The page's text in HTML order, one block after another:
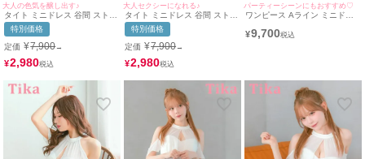
大人の色気を醸し出す♪
タイト ミニドレス 谷間 ストレ
ッチ ペプラム ホルターネック
リボン ワッフル バイカラー キ
ャバドレス まやりん (重川茉弥
着用) [tk-mdlb6005a] [Tika/テ
ィカ]
特別価格
定価 ¥7,900→
¥2,980
大人セクシーになれる♪
タイト ミニドレス 谷間 ストレ
ッチ ペプラム ホルターネック
リボン ワッフル バイカラー ゴ
ールドボタン キャバドレス (黒
嵜菜々子着用) [tk-mdlb6005]
[Tika/ティカ]
特別価格
定価 ¥7,900→
¥2,980
パーティーシーンにもおすすめ♡
ワンピース Aライン ミニドレ
ク ホルターネック ネックビジ
ュー バックリボン ビジュー テ
¥9,700